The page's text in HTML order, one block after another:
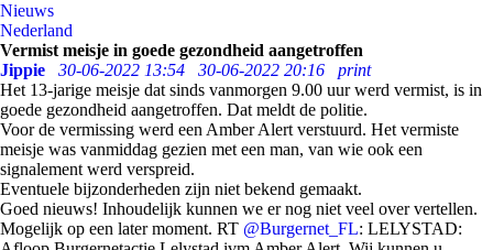
Nieuws
Nederland
Vermist meisje in goede gezondheid aangetroffen
Jippie
30-06-2022 13:54 30-06-2022 20:16
print
Het 13-jarige meisje dat sinds vanmorgen 9.00 uur werd vermist, is in
goede gezondheid aangetroffen. Dat meldt de politie.
Voor de vermissing werd een Amber Alert verstuurd. Het vermiste
meisje was vanmiddag gezien met een man, van wie ook een
signalement werd verspreid.
Eventuele bijzonderheden zijn niet bekend gemaakt.
Goed nieuws! Inhoudelijk kunnen we er nog niet veel over vertellen.
Mogelijk op een later moment. RT @Burgernet_FL: LELYSTAD: